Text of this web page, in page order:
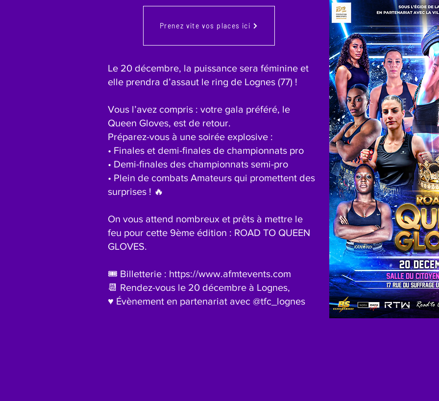
Prenez vite vos places ici
Le 20 décembre, la puissance sera féminine et
elle prendra d’assaut le ring de Lognes (77) !
Vous l’avez compris : votre gala préféré, le
Queen Gloves, est de retour.
Préparez-vous à une soirée explosive :
• Finales et demi-finales de championnats pro
• Demi-finales des championnats semi-pro
• Plein de combats Amateurs qui promettent des
surprises ! 🔥
On vous attend nombreux et prêts à mettre le
feu pour cette 9ème édition : ROAD TO QUEEN
GLOVES.
🎟️ Billetterie : https://www.afmtevents.com
📆 Rendez-vous le 20 décembre à Lognes,
♥️ Évènement en partenariat avec @tfc_lognes